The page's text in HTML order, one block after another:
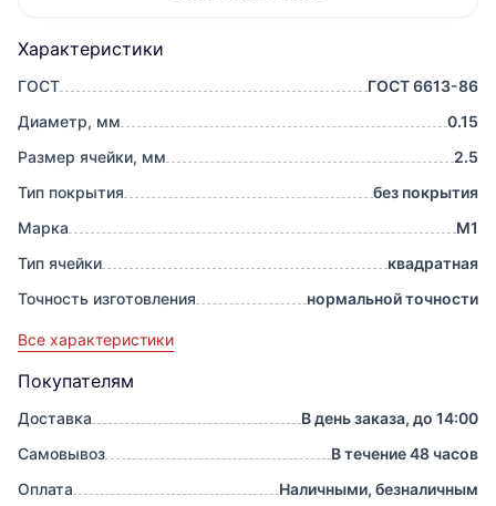
Характеристики
ГОСТ
ГОСТ 6613-86
Диаметр, мм
0.15
Размер ячейки, мм
2.5
Тип покрытия
без покрытия
Марка
М1
Тип ячейки
квадратная
Точность изготовления
нормальной точности
Все характеристики
Покупателям
Доставка
В день заказа, до 14:00
Самовывоз
В течение 48 часов
Оплата
Наличными, безналичным